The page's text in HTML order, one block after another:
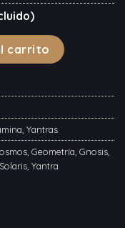
carrito
Yantras
, Geometría Gnosis,
Solaris, Yantra